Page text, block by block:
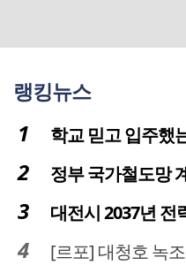
랭킹뉴스
학교 믿고 입주했는데
정부 국가철도망 계
대전시 2037년 전력자
[르포] 대청호 녹조 시작점